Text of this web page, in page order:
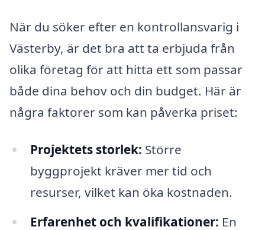
När du söker efter en kontrollansvarig i
Västerby, är det bra att ta erbjuda från
olika företag för att hitta ett som passar
både dina behov och din budget. Här är
några faktorer som kan påverka priset:
Projektets storlek: Större
byggprojekt kräver mer tid och
resurser, vilket kan öka kostnaden.
Erfarenhet och kvalifikationer: En